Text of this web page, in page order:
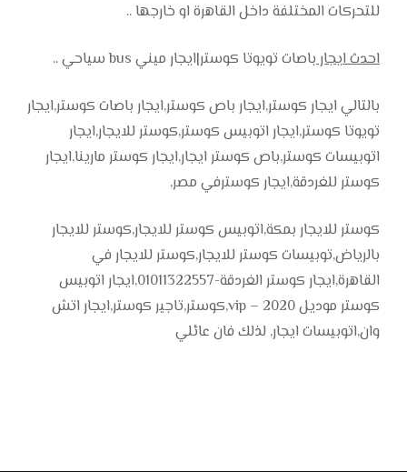
للتحركات المختلفة داخل القاهرة او خارجها ..
احدث ايجارباصات تويوتا كوستر|ايجار ميني bus سياحي ..
بالتالي ايجار كوستر,ايجار باص كوستر,ايجار باصات كوستر,ايجار
تويوتا كوستر,ايجار اتوبيس كوستر,كوستر للايجار,ايجار
اتوبيسات كوستر,باص كوستر ايجار,ايجار كوستر مارينا,ايجار
كوستر للغردقة,ايجار كوسترفي مصر,
كوستر للايجار بمكة,اتوبيس كوستر للايجار,كوستر للايجار
بالرياض,توبيسات كوستر للايجار,كوستر للايجار في
القاهرة,ايجار كوستر الغردقة-01011322557,ايجار اتوبيس
كوستر موديل 2020 – vip,كوستر,تاجير كوستر,ايجار اتش
وان,اتوبيسات ايجار, لذلك فان عائلي